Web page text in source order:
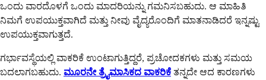
ಒಂದು ವಾರದೊಳಗೆ ಒಂದು ಮಾದರಿಯನ್ನು ಗಮನಿಸಬಹುದು. ಆ ಮಾಹಿತಿ
ನಿಮಗೆ ಉಪಯುಕ್ತವಾಗಿದೆ ಮತ್ತು ನೀವು ವೈದ್ಯರೊಂದಿಗೆ ಮಾತನಾಡಿದರೆ ಇನ್ನಷ್ಟು
ಉಪಯುಕ್ತವಾಗುತ್ತದೆ.
ಗರ್ಭಾವಸ್ಥೆಯಲ್ಲಿ ವಾಕರಿಕೆ ಉಂಟಾಗುತ್ತಿದ್ದರೆ, ಪ್ರಚೋದಕಗಳು ಮತ್ತು ಸಮಯ
ಬದಲಾಗಬಹುದು. ಮೂರನೇ ತ್ರೈಮಾಸಿಕದ ವಾಕರಿಕೆ ತನ್ನದೇ ಆದ ಕಾರಣಗಳು